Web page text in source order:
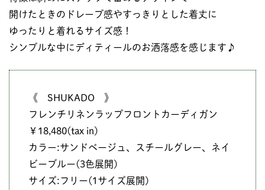
開けたときのドレープ感やすっきりとした着丈に
ゆったりと着れるサイズ感！
シンプルな中にディティールのお洒落感を感じます♪
《 SHUKADO 》
フレンチリネンラップフロントカーディガン
￥18,480(tax in)
カラー:サンドベージュ、スチールグレー、ネイ
ビーブルー(3色展開)
サイズ:フリー(1サイズ展開)